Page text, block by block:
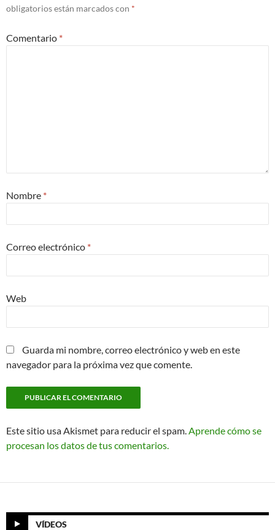
obligatorios están marcados con *
Comentario *
Nombre *
Correo electrónico *
Web
Guarda mi nombre, correo electrónico y web en este
navegador para la próxima vez que comente.
Este sitio usa Akismet para reducir el spam.Aprende cómo se
procesan los datos de tus comentarios.
VÍDEOS